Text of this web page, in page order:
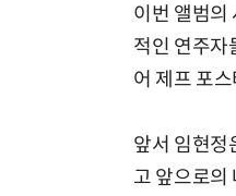
이번 앨범의
적인 연주자
어 제프 포
앞서 임현정
고 앞으로의